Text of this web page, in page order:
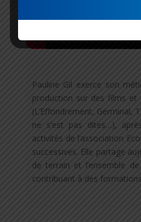
Pauline Gil exerce son
production sur des films et
(L’Effondrement, Germinal,
ne s’est pas dites…),
activités de l’association
successives. Elle partage
de terrain et l’ensemble
contribuant à des